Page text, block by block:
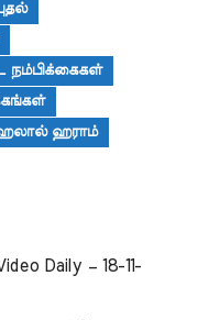
நம்பிக்கைகள்
ஹராம்
Daily – 18-11-